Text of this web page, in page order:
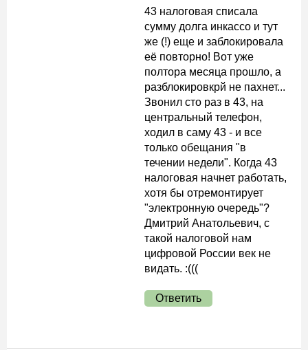
43 налоговая списала
сумму долга инкассо и тут
же (!) еще и заблокировала
её повторно! Вот уже
полтора месяца прошло, а
разблокировкрй не пахнет...
Звонил сто раз в 43, на
центральный телефон,
ходил в саму 43 - и все
только обещания "в
течении недели". Когда 43
налоговая начнет работать,
хотя бы отремонтирует
"электронную очередь"?
Дмитрий Анатольевич, с
такой налоговой нам
цифровой России век не
видать. :(((
Ответить